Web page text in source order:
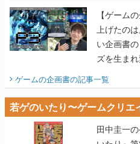
【ゲーム
上げたの
い企画書
ズを生ま
ゲームの企画書の記事一覧
若ゲのいたり〜ゲームクリエ
田中圭一